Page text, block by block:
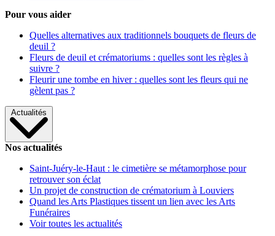
Pour vous aider
Quelles alternatives aux traditionnels bouquets de fleurs de
deuil ?
Fleurs de deuil et crématoriums : quelles sont les règles à
suivre ?
Fleurir une tombe en hiver : quelles sont les fleurs qui ne
gèlent pas ?
Actualités
Nos actualités
Saint-Juéry-le-Haut : le cimetière se métamorphose pour
retrouver son éclat
Un projet de construction de crématorium à Louviers
Quand les Arts Plastiques tissent un lien avec les Arts
Funéraires
Voir toutes les actualités